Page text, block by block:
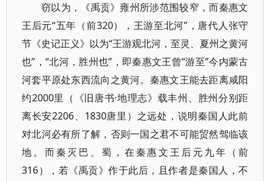
窃以为，《禹贡》雍州所涉范围较窄，而秦惠文
王后元“五年（前320），王游至北河”，唐代人张守
节《史记正义》以为“王游观北河，至灵、夏州之黄河
也”，“北河，胜州也”，即秦惠文王曾“游至”今内蒙古
河套平原处东西流向之黄河。秦惠文王能去距离咸阳
约2000里（《旧唐书·地理志》载丰州、胜州分别距
离长安2206、1830唐里）之远处，说明秦国人此前
对北河必有所了解，否则一国之君不可能贸然驾临该
地。而秦灭巴、蜀，在秦惠文王后元九年（前
316），若《禹贡》作于此后，且作者是秦国人，不